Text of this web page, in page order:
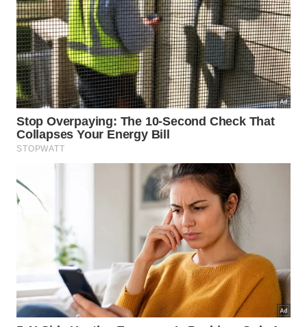
Franca
Av. Sete de Setembro, 500 – Sala 904 – Residencial
Baldassari
Ituverava
Av Dr. José Aníbal Soares de Oliveira, 938 – Centro
Jaboticabal
Rua São Sebastião 179 – Centro – CEP 14870-290
Mococa
Av. Monsenhor Demóstenes Pontes, 2131 – Jardim
São José, Mococa – SP, 13736-260